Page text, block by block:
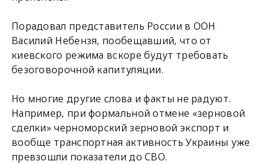
Порадовал представитель России в ООН
Василий Небензя, пообещавший, что от
киевского режима вскоре будут требовать
безоговорочной капитуляции.
Но многие другие слова и факты не радуют.
Например, при формальной отмене «зерновой
сделки» черноморский зерновой экспорт и
вообще транспортная активность Украины уже
превзошли показатели до СВО.